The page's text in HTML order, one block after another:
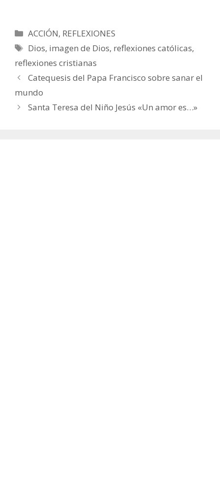
Categorías
ACCIÓN, REFLEXIONES
Etiquetas
Dios, imagen de Dios, reflexiones católicas,
reflexiones cristianas
Catequesis del Papa Francisco sobre sanar el
mundo
Santa Teresa del Niño Jesús «Un amor es…»